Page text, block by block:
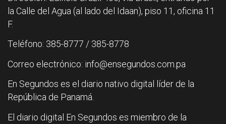
la Calle del Agua (al lado del Idaan), piso 11, oficina 11
F.
Teléfono: 385-8777 / 385-8778
Correo electrónico: info@ensegundos.com.pa
En Segundos es el diario nativo digital líder de la
República de Panamá.
El diario digital En Segundos es miembro de la